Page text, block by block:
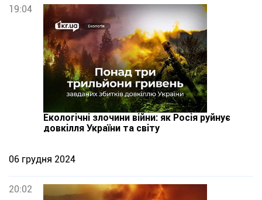
19:04
Екологічні злочини війни: як Росія руйнує
довкілля України та світу
06 грудня 2024
20:02